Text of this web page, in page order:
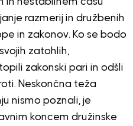
razmerij in družbenih
in zakonov. Ko se bodo
zatohlih,
zakonski pari in odšli
Neskončna teža
nismo poznali, je
koncem družinske